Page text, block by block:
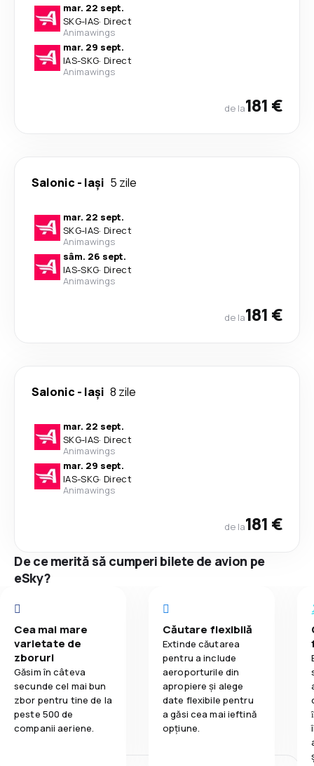
mar. 22 sept.
SKG-IAS· Direct
Animawings
mar. 29 sept.
IAS-SKG· Direct
Animawings
de la181 €
Salonic - Iași 5 zile
mar. 22 sept.
SKG-IAS· Direct
Animawings
sâm. 26 sept.
IAS-SKG· Direct
Animawings
de la181 €
Salonic - Iași 8 zile
mar. 22 sept.
SKG-IAS· Direct
Animawings
mar. 29 sept.
IAS-SKG· Direct
Animawings
de la181 €
De ce merită să cumperi bilete de avion pe
eSky?
Cea mai mare
varietate de
zboruri
Găsim în câteva
secunde cel mai bun
zbor pentru tine de la
peste 500 de
companii aeriene.
Căutare flexibilă
Extinde căutarea
pentru a include
aeroporturile din
apropiere și alege
date flexibile pentru
a găsi cea mai ieftină
opțiune.